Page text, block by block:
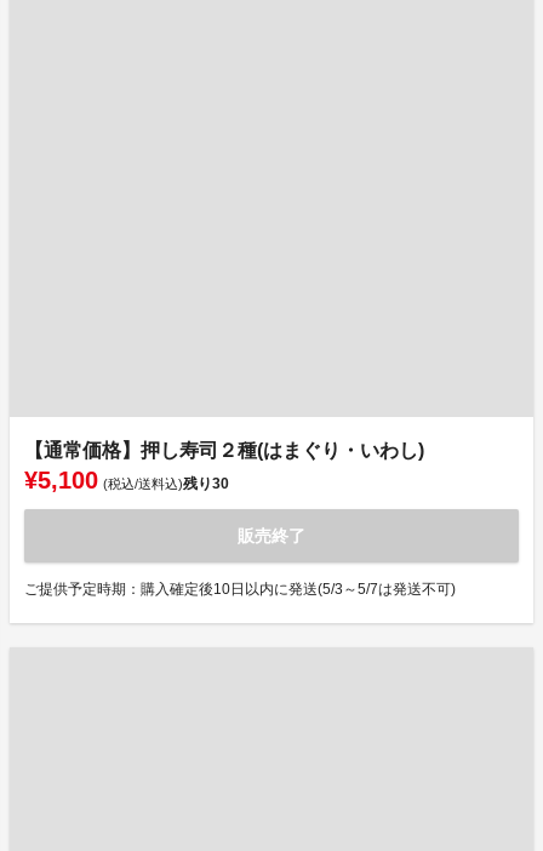
【通常価格】押し寿司２種(はまぐり・いわし)
¥5,100 (税込/送料込)残り30
販売終了
ご提供予定時期：購入確定後10日以内に発送(5/3～5/7は発送不可)